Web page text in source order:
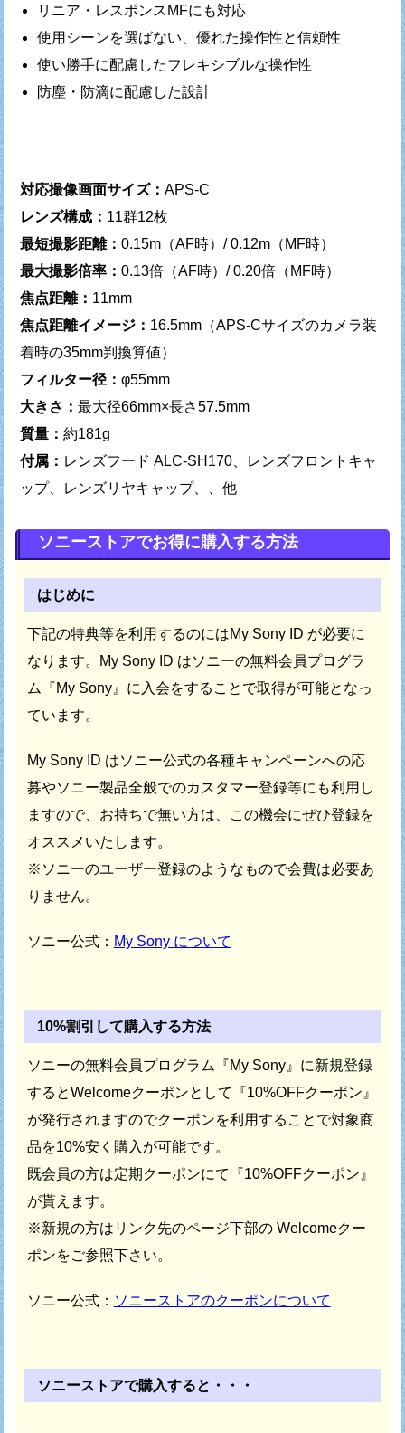
リニア・レスポンスMFにも対応
使用シーンを選ばない、優れた操作性と信頼性
使い勝手に配慮したフレキシブルな操作性
防塵・防滴に配慮した設計
対応撮像画面サイズ： APS-C
レンズ構成： 11群12枚
最短撮影距離： 0.15m（AF時）/ 0.12m（MF時）
最大撮影倍率： 0.13倍（AF時）/ 0.20倍（MF時）
焦点距離： 11mm
焦点距離イメージ： 16.5mm（APS-Cサイズのカメラ装
着時の35mm判換算値）
フィルター径： φ55mm
大きさ： 最大径66mm×長さ57.5mm
質量： 約181g
付属： レンズフード ALC-SH170、レンズフロントキャ
ップ、レンズリヤキャップ、、他
ソニーストアでお得に購入する方法
はじめに
下記の特典等を利用するのにはMy Sony ID が必要に
なります。
My Sony ID はソニーの無料会員プログラ
ム『My Sony』に 入会をすることで取得が可能となっ
ています。
My Sony ID はソニー公式の各種キャンペーンへの応
募やソニー製品全般でのカスタマー登録等にも利用し
ますので、 お持ちで無い方は、この機会にぜひ登録を
オススメいたします。
※ソニーのユーザー登録のようなもので会費は必要あ
りません。
ソニー公式： My Sony について
10%割引して購入する方法
ソニーの無料会員プログラム『My Sony』に新規登録
するとWelcomeクーポンとして『10%OFFクーポン』
が発行されますのでクーポンを利用することで対象商
品を10%安く購入が可能です。
既会員の方は定期クーポンにて『10%OFFクーポン』
が貰えます。
※新規の方はリンク先のページ下部の Welcomeクー
ポンをご参照下さい。
ソニー公式： ソニーストアのクーポンについて
ソニーストアで購入すると・・・